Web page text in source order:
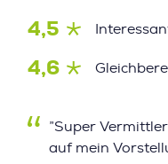
4,5
4,6
”Super
auf mein